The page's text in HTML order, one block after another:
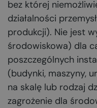
bez której
działalności
produkcji). Nie jest
środowiskowa) dla
poszczególnych
(budynki, maszyny,
na skalę lub rodzaj
zagrożenie dla